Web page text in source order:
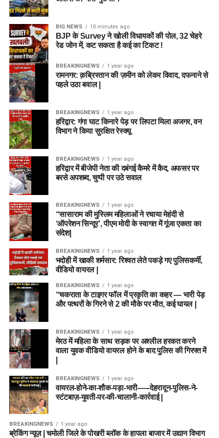
BIG NEWS 10 minutes ago
BJP के Survey ने खोली विधायकों की पोल, 32 चेहरे
रेड जोन में, कट सकता है कई का टिकट !
BREAKINGNEWS 1 year ago
रामनगर: क़ब्रिस्तान की ज़मीन को लेकर विवाद, दफनाने से
पहले उठा बवाल |
BREAKINGNEWS 1 year ago
हरिद्वार: गंगा घाट किनारे पेड़ पर लिपटा मिला अजगर, वन
विभाग ने किया सुरक्षित रेस्क्यू
BREAKINGNEWS 1 year ago
हरिद्वार में बीजेपी नेता की दबंगई कैमरे में कैद, अफसर पर
बरसे अपशब्द, चुप्पी पर उठे सवाल
BREAKINGNEWS 1 year ago
“सासाराम की मुस्लिम महिलाओं ने रचाया मेहंदी से
‘ऑपरेशन सिन्दूर’, पीएम मोदी के स्वागत में गूंजा एकता का
संदेश|
BREAKINGNEWS 1 year ago
भदोही में खाकी शर्मसार: रिश्वत लेते पकड़े गए पुलिसकर्मी,
वीडियो वायरल |
BREAKINGNEWS 1 year ago
“चकराता के टाइगर फॉल में प्रकृति का कहर — भारी पेड़
और पत्थरों के गिरने से 2 की मौके पर मौत, कई घायल |
BREAKINGNEWS 1 year ago
मेरठ में महिला के साथ सड़क पर अश्लील हरकत करने
वाला युवक वीडियो वायरल होने के बाद पुलिस की गिरफ्त में
BREAKINGNEWS 1 year ago
वायरल-होने-का-शौक-पड़ा-भारी-—-देहरादून-पुलिस-ने-
स्टंटबाज़-युवती-पर-की-चालानी-कार्रवाई |
BREAKINGNEWS 1 year ago
ब्रेकिंग न्यूज़ | चमोली जिले के पोखरी ब्लॉक के हापला बाजार में उद्यान विभाग